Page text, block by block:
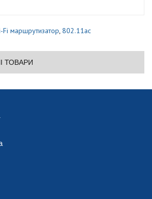
Fi маршрутизатор, 802.11ac
ТОВАРИ